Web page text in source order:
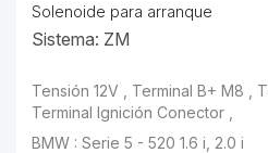
Solenoide para arranque
Sistema: ZM
Tensión 12V , Terminal B+ M8 ,
Terminal Ignición Conector ,
BMW : Serie 5 - 520 1.6 i, 2.0 i